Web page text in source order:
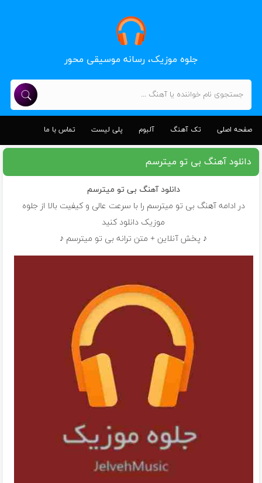
جلوه موزیک، رسانه موسیقی محور
صفحه اصلی تک آهنگ آلبوم پلی لیست تماس با ما
دانلود آهنگ بی تو میترسم
دانلود آهنگ بی تو میترسم
در ادامه آهنگ بی تو میترسم را با سرعت عالی و کیفیت بالا از جلوه
موزیک دانلود کنید
♪ پخش آنلاین + متن ترانه بی تو میترسم ♪